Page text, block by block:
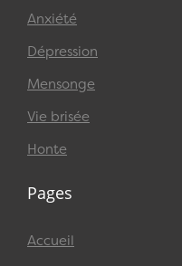
Anxiété
Dépression
Mensonge
Vie brisée
Honte
Pages
Accueil